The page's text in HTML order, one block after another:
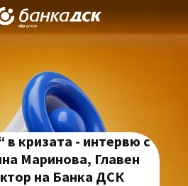
в кризата - интервю с
Маринова, Главен
на Банка ДСК